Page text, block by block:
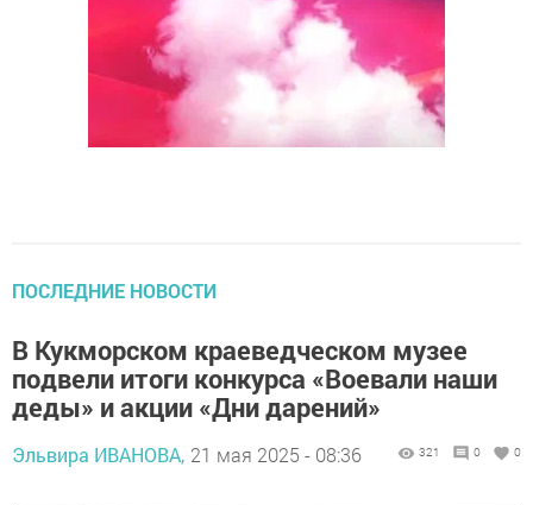
ПОСЛЕДНИЕ НОВОСТИ
В Кукморском краеведческом музее
подвели итоги конкурса «Воевали наши
деды» и акции «Дни дарений»
Эльвира ИВАНОВА, 21 мая 2025 - 08:36 321 0 0